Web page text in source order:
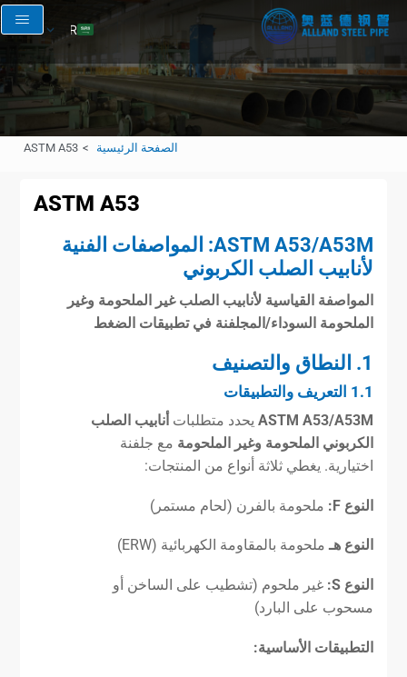
EN
RU
ES
الصفحة الرئيسية ASTM A53
ASTM A53
ASTM A53/A53M: المواصفات الفنية
لأنابيب الصلب الكربوني
المواصفة القياسية لأنابيب الصلب غير الملحومة وغير
الملحومة السوداء/المجلفنة في تطبيقات الضغط
1. النطاق والتصنيف
1.1 التعريف والتطبيقات
ASTM A53/A53M يحدد متطلبات أنابيب الصلب
الكربوني الملحومة وغير الملحومة مع جلفنة
اختيارية. يغطي ثلاثة أنواع من المنتجات:
النوع F: ملحومة بالفرن (لحام مستمر)
النوع هـ ملحومة بالمقاومة الكهربائية (ERW)
النوع S:
غير ملحوم (تشطيب على الساخن أو
مسحوب على البارد)
التطبيقات الأساسية: